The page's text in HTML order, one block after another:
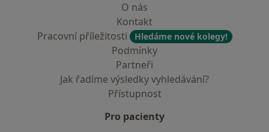
O nás
Kontakt
Pracovní příležitosti
Hledáme nové kolegy!
Podmínky
Partneři
Jak řadíme výsledky vyhledávání?
Přístupnost
Pro pacienty